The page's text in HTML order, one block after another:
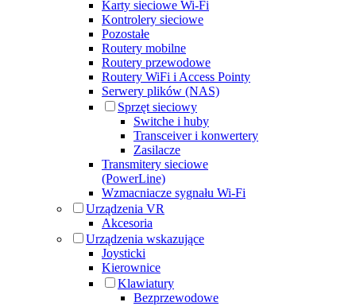
Karty sieciowe Wi-Fi
Kontrolery sieciowe
Pozostałe
Routery mobilne
Routery przewodowe
Routery WiFi i Access Pointy
Serwery plików (NAS)
Sprzęt sieciowy
Switche i huby
Transceiver i konwertery
Zasilacze
Transmitery sieciowe
(PowerLine)
Wzmacniacze sygnału Wi-Fi
Urządzenia VR
Akcesoria
Urządzenia wskazujące
Joysticki
Kierownice
Klawiatury
Bezprzewodowe